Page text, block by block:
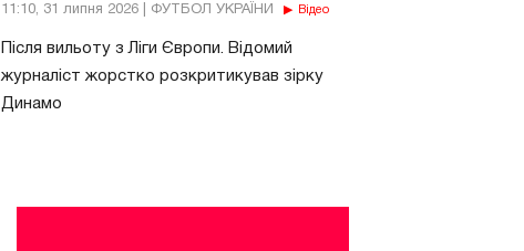
11:10, 31 липня 2026 | ФУТБОЛ УКРАЇНИ Відео
Після вильоту з Ліги Європи. Відомий
журналіст жорстко розкритикував зірку
Динамо